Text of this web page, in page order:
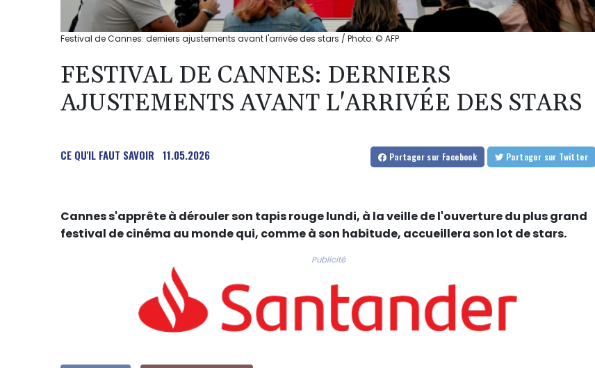
Festival de Cannes: derniers ajustements avant l'arrivée des stars / Photo: © AFP
FESTIVAL DE CANNES: DERNIERS
AJUSTEMENTS AVANT L'ARRIVÉE DES STARS
CE QU'IL FAUT SAVOIR 11.05.2026 Partager sur Facebook Partager sur Twitter
Cannes s'apprête à dérouler son tapis rouge lundi, à la veille de l'ouverture du plus grand
festival de cinéma au monde qui, comme à son habitude, accueillera son lot de stars.
Publicité